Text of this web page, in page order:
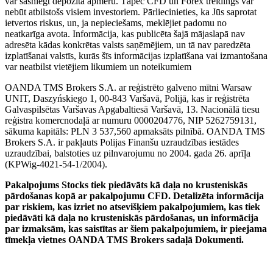
nebūt atbilstošs visiem investoriem. Pārliecinieties, ka Jūs saprotat
ietvertos riskus, un, ja nepieciešams, meklējiet padomu no
neatkarīga avota. Informācija, kas publicēta šajā mājaslapā nav
adresēta kādas konkrētas valsts saņēmējiem, un tā nav paredzēta
izplatīšanai valstīs, kurās šīs informācijas izplatīšana vai izmantošana
var neatbilst vietējiem likumiem un noteikumiem
OANDA TMS Brokers S.A. ar reģistrēto galveno mītni Warsaw
UNIT, Daszyńskiego 1, 00-843 Varšavā, Polijā, kas ir reģistrēta
Galvaspilsētas Varšavas Apgabaltiesā Varšavā, 13. Nacionālā tiesu
reģistra komercnodaļā ar numuru 0000204776, NIP 5262759131,
sākuma kapitāls: PLN 3 537,560 apmaksāts pilnībā. OANDA TMS
Brokers S.A. ir pakļauts Polijas Finanšu uzraudzības iestādes
uzraudzībai, balstoties uz pilnvarojumu no 2004. gada 26. aprīļa
(KPWig-4021-54-1/2004).
Pakalpojums Stocks tiek piedāvāts kā daļa no krusteniskās
pārdošanas kopā ar pakalpojumu CFD. Detalizēta informācija
par riskiem, kas izriet no atsevišķiem pakalpojumiem, kas tiek
piedāvāti kā daļa no krusteniskās pārdošanas, un informācija
par izmaksām, kas saistītas ar šiem pakalpojumiem, ir pieejama
tīmekļa vietnes OANDA TMS Brokers sadaļā Dokumenti.